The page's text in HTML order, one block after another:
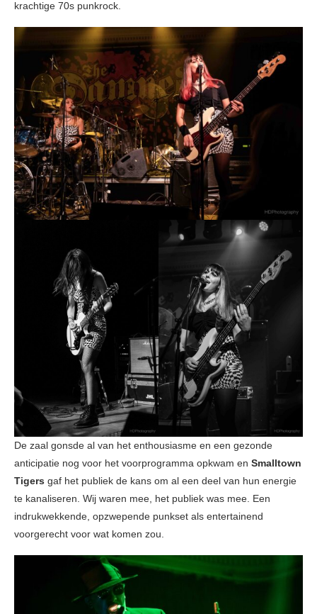
krachtige 70s punkrock.
De zaal gonsde al van het enthousiasme en een gezonde
anticipatie nog voor het voorprogramma opkwam en Smalltown
Tigers gaf het publiek de kans om al een deel van hun energie
te kanaliseren. Wij waren mee, het publiek was mee. Een
indrukwekkende, opzwepende punkset als entertainend
voorgerecht voor wat komen zou.